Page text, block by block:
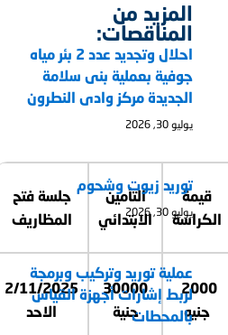
قيمة
الكراسة
التأمين
الابتدائي
جلسة فتح
المظاريف
جنيه
30000
جنية
2/11/2025
الاحد
المزيد من
المناقصات:
احلال وتجديد عدد 2 بئر مياه
جوفية بعملية بنى سلامة
الجديدة مركز وادى النطرون
يوليو 30, 2026
توريد زيوت وشحوم
يوليو 30, 2026
عملية توريد وتركيب وبرمجة
لربط إشارات أجهزة القياس
بالمحطات